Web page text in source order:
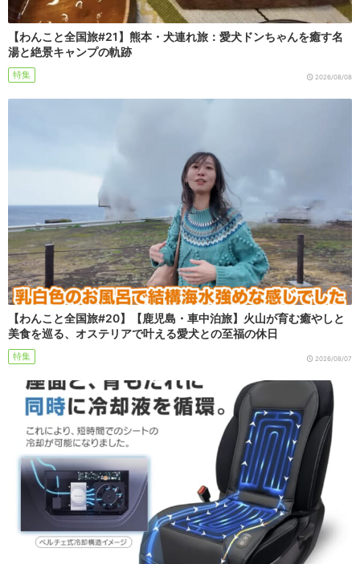
【わんこと全国旅#21】熊本・犬連れ旅：愛犬ドンちゃんを癒す名
湯と絶景キャンプの軌跡
特集 2026/08/08
【わんこと全国旅#20】【鹿児島・車中泊旅】火山が育む癒やしと
美食を巡る、オステリアで叶える愛犬との至福の休日
特集 2026/08/07